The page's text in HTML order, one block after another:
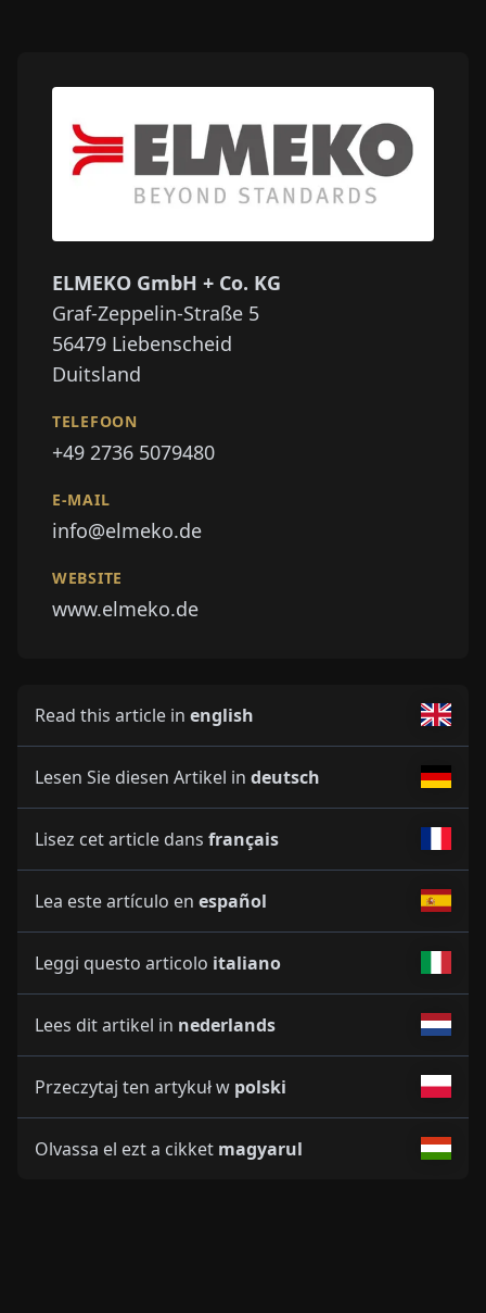
ELMEKO GmbH + Co. KG
Graf-Zeppelin-Straße 5
56479 Liebenscheid
Duitsland
TELEFOON
+49 2736 5079480
E-MAIL
info@elmeko.de
WEBSITE
www.elmeko.de
Read this article in english
Lesen Sie diesen Artikel in deutsch
Lisez cet article dans français
Lea este artículo en español
Leggi questo articolo italiano
Lees dit artikel in nederlands
Przeczytaj ten artykuł w polski
Olvassa el ezt a cikket magyarul